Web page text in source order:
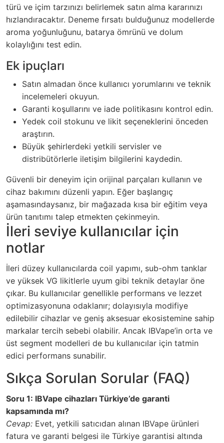
türü ve içim tarzınızı belirlemek satın alma kararınızı
hızlandıracaktır. Deneme fırsatı bulduğunuz modellerde
aroma yoğunluğunu, batarya ömrünü ve dolum
kolaylığını test edin.
Ek ipuçları
Satın almadan önce kullanıcı yorumlarını ve teknik
incelemeleri okuyun.
Garanti koşullarını ve iade politikasını kontrol edin.
Yedek coil stokunu ve likit seçeneklerini önceden
araştırın.
Büyük şehirlerdeki yetkili servisler ve
distribütörlerle iletişim bilgilerini kaydedin.
Güvenli bir deneyim için orijinal parçaları kullanın ve
cihaz bakımını düzenli yapın. Eğer başlangıç
aşamasındaysanız, bir mağazada kısa bir eğitim veya
ürün tanıtımı talep etmekten çekinmeyin.
İleri seviye kullanıcılar için
notlar
İleri düzey kullanıcılarda coil yapımı, sub-ohm tanklar
ve yüksek VG likitlerle uyum gibi teknik detaylar öne
çıkar. Bu kullanıcılar genellikle performans ve lezzet
optimizasyonuna odaklanır; dolayısıyla modifiye
edilebilir cihazlar ve geniş aksesuar ekosistemine sahip
markalar tercih sebebi olabilir. Ancak IBVape’in orta ve
üst segment modelleri de bu kullanıcılar için tatmin
edici performans sunabilir.
Sıkça Sorulan Sorular (FAQ)
Soru 1: IBVape cihazları Türkiye’de garanti
kapsamında mı?
Cevap: Evet, yetkili satıcıdan alınan IBVape ürünleri
fatura ve garanti belgesi ile Türkiye garantisi altında